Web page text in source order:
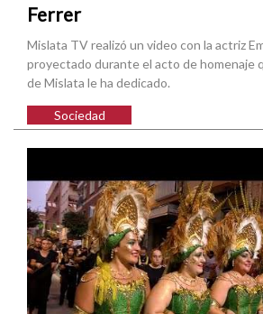
Ferrer
Mislata TV realizó un video con la actriz
proyectado durante el acto de homenaje
de Mislata le ha dedicado.
Sociedad